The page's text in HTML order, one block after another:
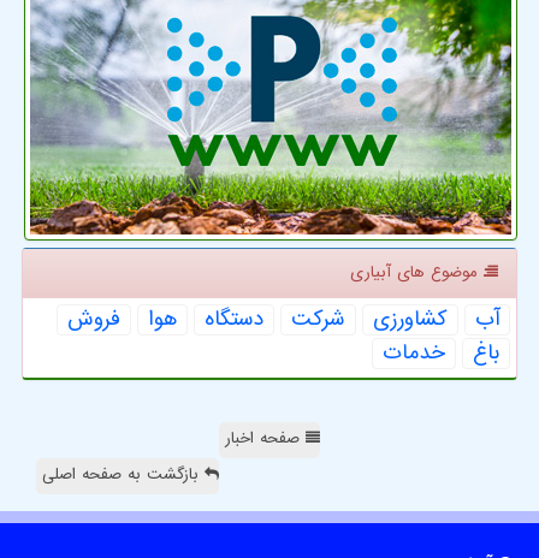
موضوع های آبیاری
آب كشاورزی شركت دستگاه هوا
فروش
باغ
خدمات
صفحه اخبار
بازگشت به صفحه اصلی